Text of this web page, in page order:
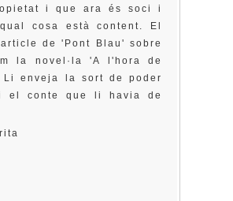
i que ara és soci i
cosa està content. El
de 'Pont Blau' sobre
la novel·la 'A l'hora de
enveja la sort de poder
el conte que li havia de